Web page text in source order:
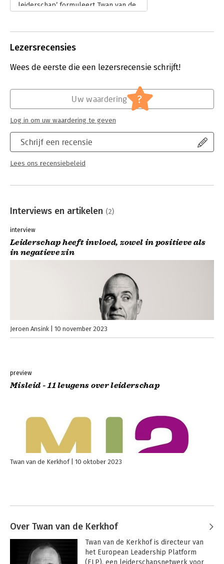
leiderschap’ formuleert Twan van de
Lezersrecensies
Wees de eerste die een lezersrecensie schrijft!
Schrijf een recensie
Lees ons recensiebeleid
Uw waardering ?
Log in om uw waardering te geven
Interviews en artikelen (2)
interview
Leiderschap heeft invloed, zowel in positieve als
in negatieve zin
Jeroen Ansink 10 november 2023
preview
Misleid - 11 leugens over leiderschap
Twan van de Kerkhof 10 oktober 2023
Over Twan van de Kerkhof
Twan van de Kerkhof is directeur van
het European Leadership Platform
(ELP), een leiderschapsnetwerk voor